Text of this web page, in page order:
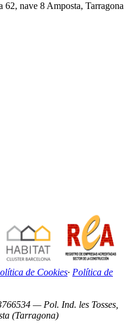
62, nave 8 Amposta, Tarragona
de Cookies· Política de
— Pol. Ind. les Tosses,
(Tarragona)